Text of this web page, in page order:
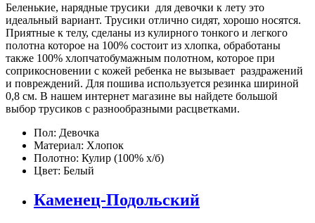
Беленькие, нарядные трусики для девочки к лету это
идеальный вариант. Трусики отлично сидят, хорошо носятся.
Приятные к телу, сделаны из кулирного тонкого и легкого
полотна которое на 100% состоит из хлопка, обработаны
также 100% хлопчатобумажным полотном, которое при
соприкосновении с кожей ребенка не вызывает раздражений
и повреждений. Для пошива используется резинка шириной
0,8 см. В нашем интернет магазине вы найдете большой
выбор трусиков с разнообразными расцветками.
Пол: Девочка
Материал: Хлопок
Полотно: Кулир (100% х/б)
Цвет: Белый
Каменец-Подольский